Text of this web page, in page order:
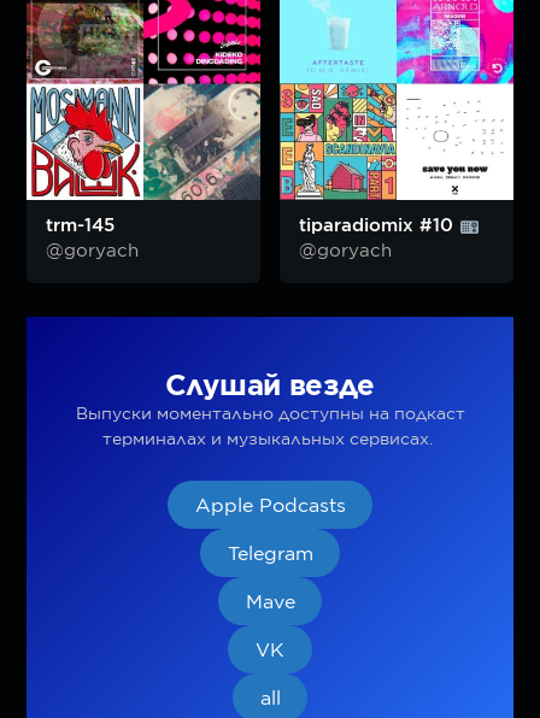
trm-145
@goryach
tiparadiomix #10
@goryach
Слушай везде
Выпуски моментально доступны на подкаст
терминалах и музыкальных сервисах.
Apple Podcasts
Telegram
Mave
VK
all